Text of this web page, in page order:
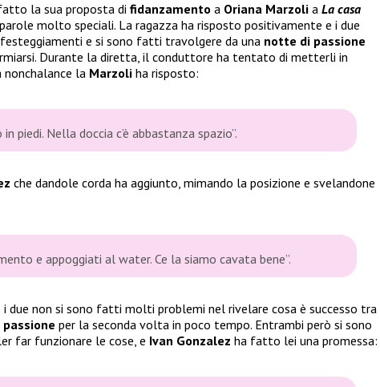
la sua proposta di fidanzamento a Oriana Marzoli a La casa
molto speciali. La ragazza ha risposto positivamente e i due
e si sono fatti travolgere da una notte di passione
Durante la diretta, il conduttore ha tentato di metterli in
la Marzoli ha risposto:
piedi. Nella doccia c’è abbastanza spazio”.
che dandole corda ha aggiunto, mimando la posizione e svelandone
e appoggiati al water. Ce la siamo cavata bene”.
i due non si sono fatti molti problemi nel rivelare cosa è successo tra
per la seconda volta in poco tempo. Entrambi però si sono
far funzionare le cose, e Ivan Gonzalez ha fatto lei una promessa: